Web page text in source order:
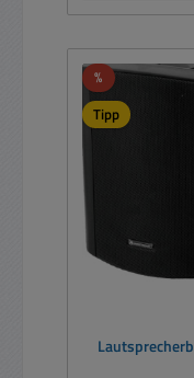
%Rabatt
Tipp